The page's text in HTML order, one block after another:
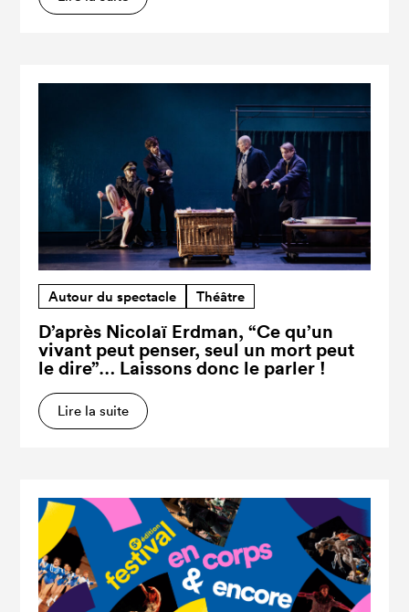
Autour du spectacle Théâtre
D’après Nicolaï Erdman, “Ce qu’un
vivant peut penser, seul un mort peut
le dire”… Laissons donc le parler !
Lire la suite